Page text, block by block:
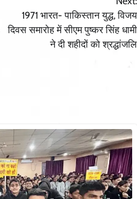
1971 भारत- पाकिस्तान युद्ध, विजय
दिवस समारोह में सीएम पुष्कर सिंह धामी
ने दी शहीदों को श्रद्धांजलि